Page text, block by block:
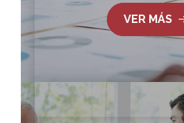
VER MÁS